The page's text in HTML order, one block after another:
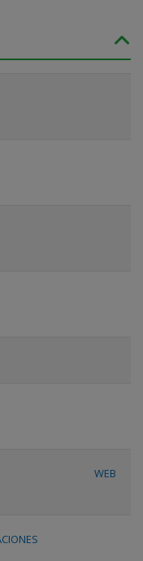
WEB